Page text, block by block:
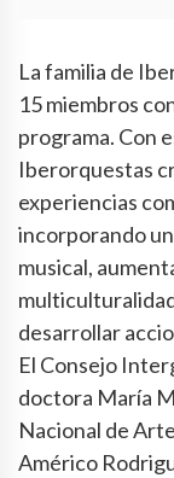
La familia de
15 miembros
programa. Con
Iberorquestas
experiencias
incorporando
musical,
desarrollar
El Consejo
doctora María
Nacional de
Américo